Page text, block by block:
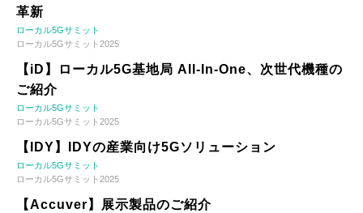
革新
ローカル5Gサミット
ローカル5Gサミット2025
【iD】ローカル5G基地局 All-In-One、次世代機種の
ご紹介
ローカル5Gサミット
ローカル5Gサミット2025
【IDY】IDYの産業向け5Gソリューション
ローカル5Gサミット
ローカル5Gサミット2025
【Accuver】展示製品のご紹介